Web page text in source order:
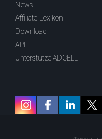
News
Affiliate-Lexikon
Download
API
Unterstütze ADCELL